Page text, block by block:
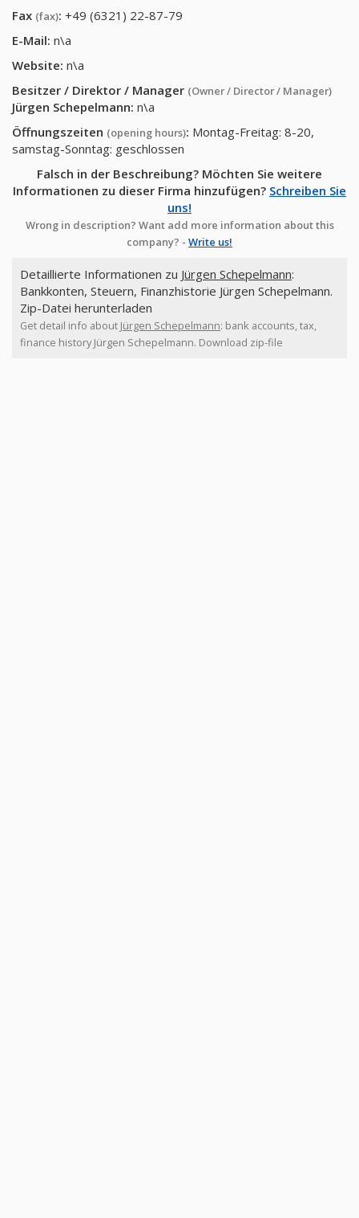
Fax (fax): +49 (6321) 22-87-79
E-Mail: n\a
Website: n\a
Besitzer / Direktor / Manager (Owner / Director / Manager)
Jürgen Schepelmann: n\a
Öffnungszeiten (opening hours): Montag-Freitag: 8-20,
samstag-Sonntag: geschlossen
Falsch in der Beschreibung? Möchten Sie weitere
Informationen zu dieser Firma hinzufügen? Schreiben Sie
uns!
Wrong in description? Want add more information about this
company? - Write us!
Detaillierte Informationen zu Jürgen Schepelmann:
Bankkonten, Steuern, Finanzhistorie Jürgen Schepelmann.
Zip-Datei herunterladen
Get detail info about Jürgen Schepelmann: bank accounts, tax,
finance history Jürgen Schepelmann. Download zip-file